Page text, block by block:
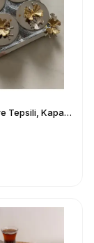
Gümüş Kare Tepsili, Kapaklı 4'lü Elysia Cam Kase - Magnolia, Çerezlik, Baharatlık, Dondurmalık